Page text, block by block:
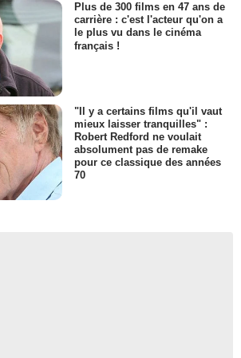
Plus de 300 films en 47 ans de
carrière : c'est l'acteur qu'on a
le plus vu dans le cinéma
français !
"Il y a certains films qu'il vaut
mieux laisser tranquilles" :
Robert Redford ne voulait
absolument pas de remake
pour ce classique des années
70